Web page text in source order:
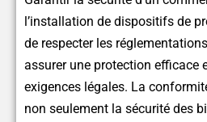
l’installation de dispositifs de
de respecter les
assurer une protection efficace
exigences légales. La
non seulement la sécurité des